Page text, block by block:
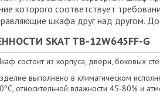
которого соответствует
шкафа друг над другом.
SKAT TB-12W645FF-G
состоит из корпуса, двери, боковых
выполнено в климатическом
относительной влажности 45-80% и